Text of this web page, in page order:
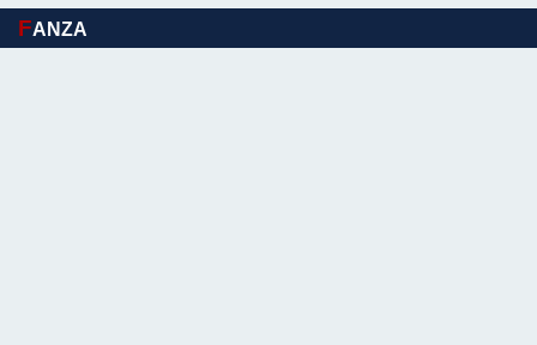
【衝撃映像】ロシア♂達がウクライナ美少女を拷問する動
画、ここに来て話題になってしまう
FANZA